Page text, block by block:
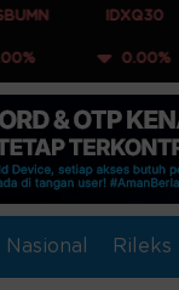
IDXQ30
0.00%
Nasional Rileks